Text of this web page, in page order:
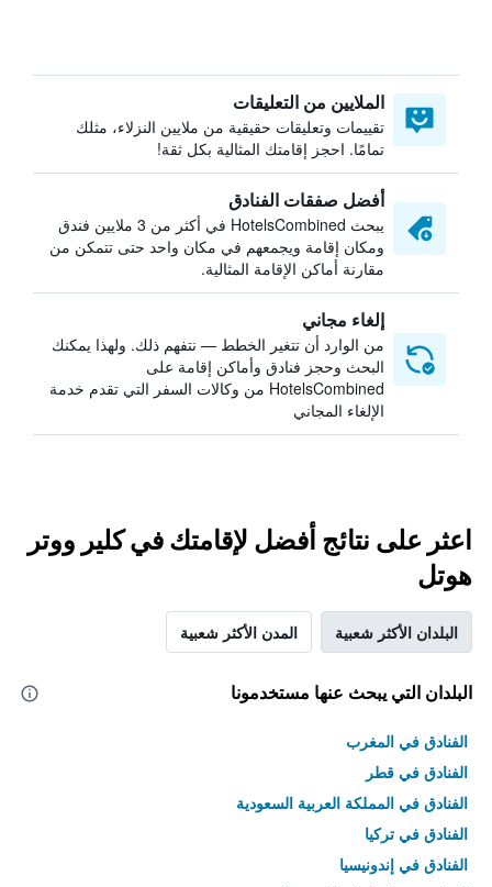
الملايين من التعليقات
تقييمات وتعليقات حقيقية من ملايين النزلاء، مثلك
تمامًا. احجز إقامتك المثالية بكل ثقة!
أفضل صفقات الفنادق
يبحث HotelsCombined في أكثر من 3 ملايين فندق
ومكان إقامة ويجمعهم في مكان واحد حتى تتمكن من
مقارنة أماكن الإقامة المثالية.
إلغاء مجاني
من الوارد أن تتغير الخطط — نتفهم ذلك. ولهذا يمكنك
البحث وحجز فنادق وأماكن إقامة على
HotelsCombined من وكالات السفر التي تقدم خدمة
الإلغاء المجاني
اعثر على نتائج أفضل لإقامتك في كلير ووتر
هوتل
البلدان الأكثر شعبية المدن الأكثر شعبية
البلدان التي يبحث عنها مستخدمونا
الفنادق في المغرب
الفنادق في قطر
الفنادق في المملكة العربية السعودية
الفنادق في تركيا
الفنادق في إندونيسيا